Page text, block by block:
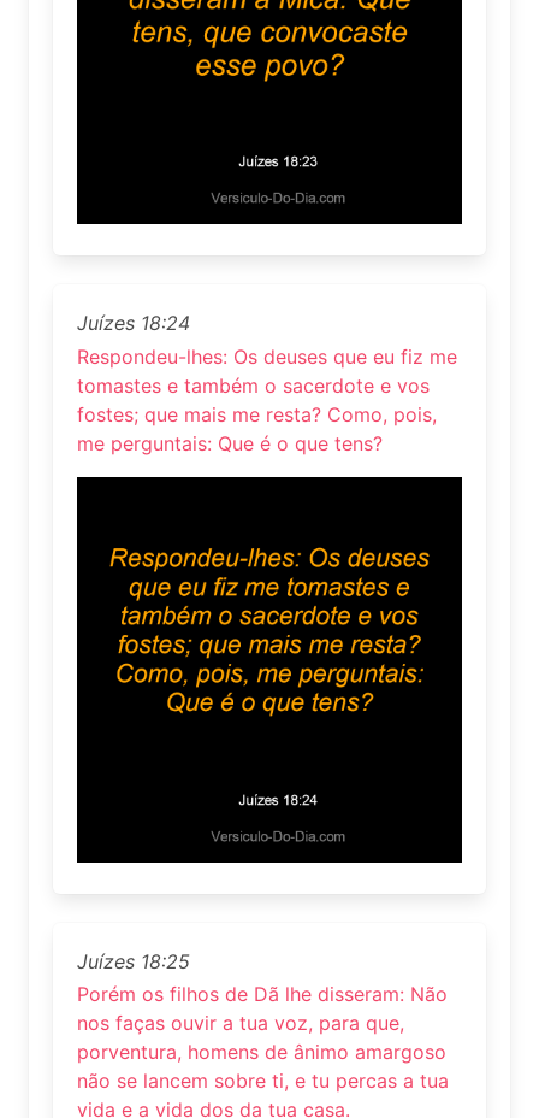
Juízes 18:24
Respondeu-lhes: Os deuses que eu fiz me
tomastes e também o sacerdote e vos
fostes; que mais me resta? Como, pois,
me perguntais: Que é o que tens?
Juízes 18:25
Porém os filhos de Dã lhe disseram: Não
nos faças ouvir a tua voz, para que,
porventura, homens de ânimo amargoso
não se lancem sobre ti, e tu percas a tua
vida e a vida dos da tua casa.